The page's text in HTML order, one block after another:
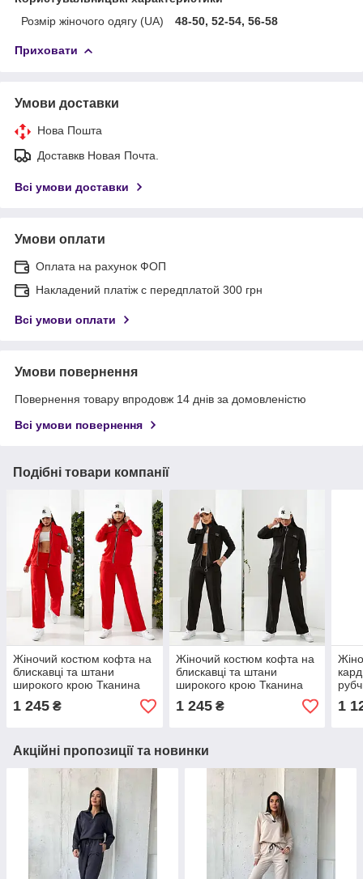
Розмір жіночого одягу (UA)
48-50, 52-54, 56-58
Приховати
Умови доставки
Нова Пошта
Доставкв Новая Почта.
Всі умови доставки
Умови оплати
Оплата на рахунок ФОП
Накладений платіж с передплатой 300 грн
Всі умови оплати
Умови повернення
Повернення товару впродовж 14 днів за домовленістю
Всі умови повернення
Подібні товари компанії
Жіночий костюм кофта на
блискавці та штани
широкого крою Тканина
двонитка Розміри 48-50
52-54 56-58
1 245 ₴
Жіночий костюм кофта на
блискавці та штани
широкого крою Тканина
двонитка Розміри 48-50
52-54 56-58
1 245₴
54,
1
Акційні пропозиції та новинки